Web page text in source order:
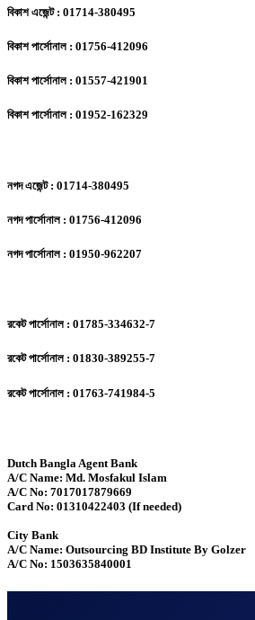
বিকাশ এজেন্ট : 01714-380495
বিকাশ পার্সোনাল : 01756-412096
বিকাশ পার্সোনাল : 01557-421901
বিকাশ পার্সোনাল : 01952-162329
নগদ এজেন্ট : 01714-380495
নগদ পার্সোনাল : 01756-412096
নগদ পার্সোনাল : 01950-962207
রকেট পার্সোনাল : 01785-334632-7
রকেট পার্সোনাল : 01830-389255-7
রকেট পার্সোনাল : 01763-741984-5
Dutch Bangla Agent Bank
A/C Name: Md. Mosfakul Islam
A/C No: 7017017879669
Card No: 01310422403 (If needed)
City Bank
A/C Name: Outsourcing BD Institute By Golzer
A/C No: 1503635840001